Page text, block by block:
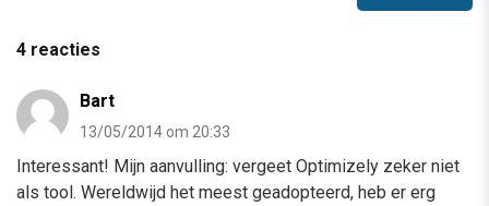
4 reacties
Bart
13/05/2014 om 20:33
Interessant! Mijn aanvulling: vergeet Optimizely zeker niet
als tool. Wereldwijd het meest geadopteerd, heb er erg